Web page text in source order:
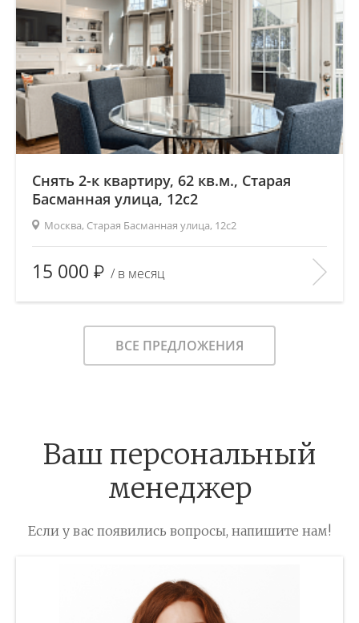
Снять 2-к квартиру, 62 кв.м., Старая
Басманная улица, 12с2
Москва, Старая Басманная улица, 12с2
2
Количество комнат:
2
Этаж:
4/5
В ИЗБРАННОЕ
15 000 / в месяц
ВСЕ ПРЕДЛОЖЕНИЯ
Ваш персональный
менеджер
Если у вас появились вопросы, напишите нам!